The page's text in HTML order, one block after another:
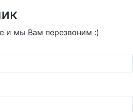
и мы Вам перезвоним :)